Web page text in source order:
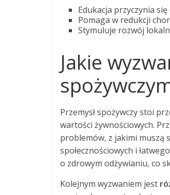
Edukacja przyczynia
Pomaga w redukcji
Stymuluje rozwój
Jakie
Przemysł spożywczy stoi
wartości żywnościowych.
problemów, z jakimi muszą
społecznościowych i
o zdrowym odżywianiu, co
Kolejnym wyzwaniem jest